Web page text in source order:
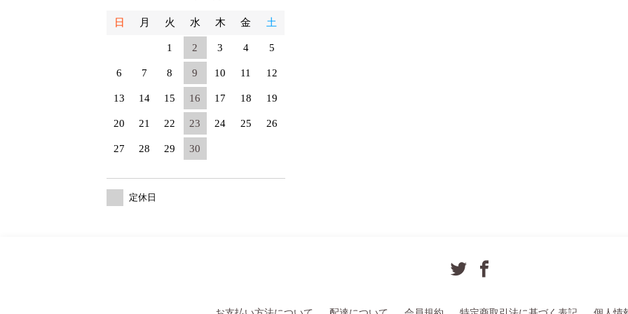
日 月 火 水 木 金 土
1 2 3 4 5
6 7 8 9 10 11 12
13 14 15 16 17 18 19
20 21 22 23 24 25 26
27 28 29 30
定休日